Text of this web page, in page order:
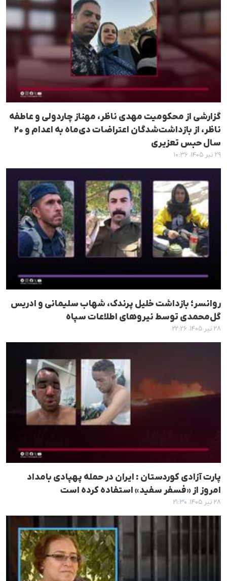
گزارشی از محکومیت مهدی ناظر، مهناز چاردولی و عاطفه
ناظر، از بازداشت‌شدگان اعتراضات دی‌ماه به اعدام و ۲۰
سال حبس تعزیری
۲۹ تیر ۱۴۰۵، ۱۰:۳۶
روانسر؛ بازداشت خلیل پرندک، شهاب سلیمانی و ادریس
گل‌محمدی توسط نیروهای اطلاعات سپاه
۲۸ تیر ۱۴۰۵، ۲۲:۲۶
پارت آزادی کوردستان : ایران در حمله پهپادی بامداد
امروز از «فسفر سفید» استفاده کرده است
۲۸ تیر ۱۴۰۵، ۲۱:۳۰